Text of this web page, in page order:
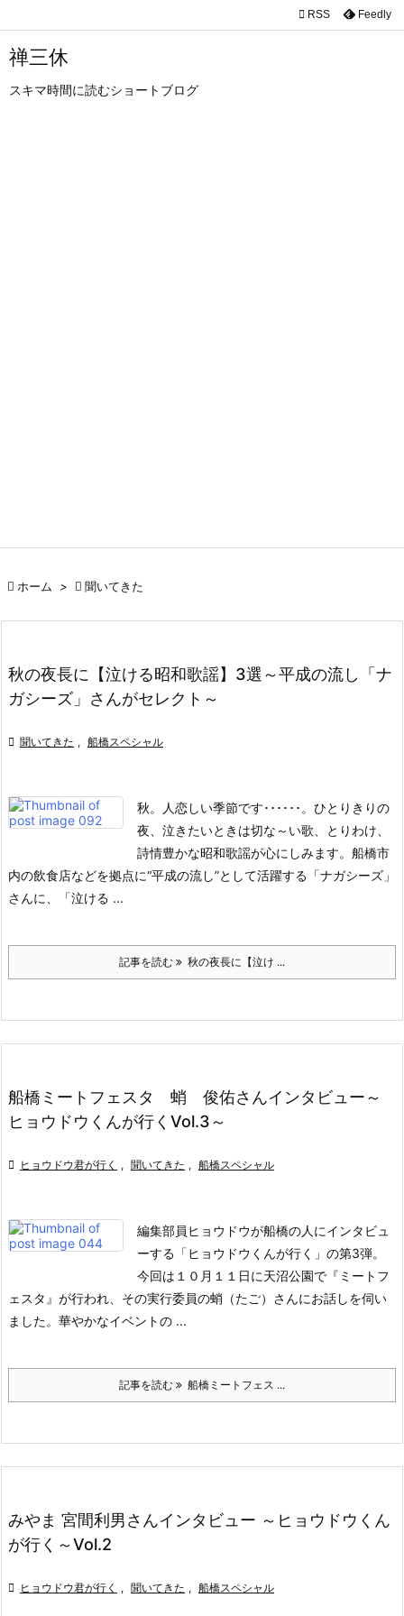
禅三休
スキマ時間に読むショートブログ

 RSS Feedly
 ホーム >  聞いてきた
秋の夜長に【泣ける昭和歌謡】3選～平成の流し「ナ
ガシーズ」さんがセレクト～
 聞いてきた , 船橋スペシャル
秋。人恋しい季節です･･････。 ひとりきりの
夜、泣きたいときは切な～い歌、とりわけ、
詩情豊かな昭和歌謡が心にしみます。 船橋市
内の飲食店などを拠点に“平成の流し”として活躍する「ナガシーズ」
さんに、「泣ける ...
記事を読む 秋の夜長に【泣け ...
船橋ミートフェスタ 蛸 俊佑さんインタビュー～
ヒョウドウくんが行くVol.3～
 ヒョウドウ君が行く , 聞いてきた , 船橋スペシャル
編集部員ヒョウドウが船橋の人にインタビュ
ーする「ヒョウドウくんが行く」の第3弾。
今回は１０月１１日に天沼公園で『ミートフ
ェスタ』が行われ、その実行委員の蛸（たご）さんにお話しを伺い
ました。 華やかなイベントの ...
記事を読む 船橋ミートフェス ...
みやま 宮間利男さんインタビュー ～ヒョウドウくん
が行く～Vol.2
 ヒョウドウ君が行く , 聞いてきた , 船橋スペシャル